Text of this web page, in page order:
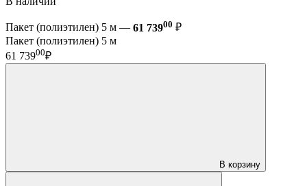
Пакет (полиэтилен) 5 м — 61 73900 ₽
Пакет (полиэтилен) 5 м
61 73900₽
В корзину